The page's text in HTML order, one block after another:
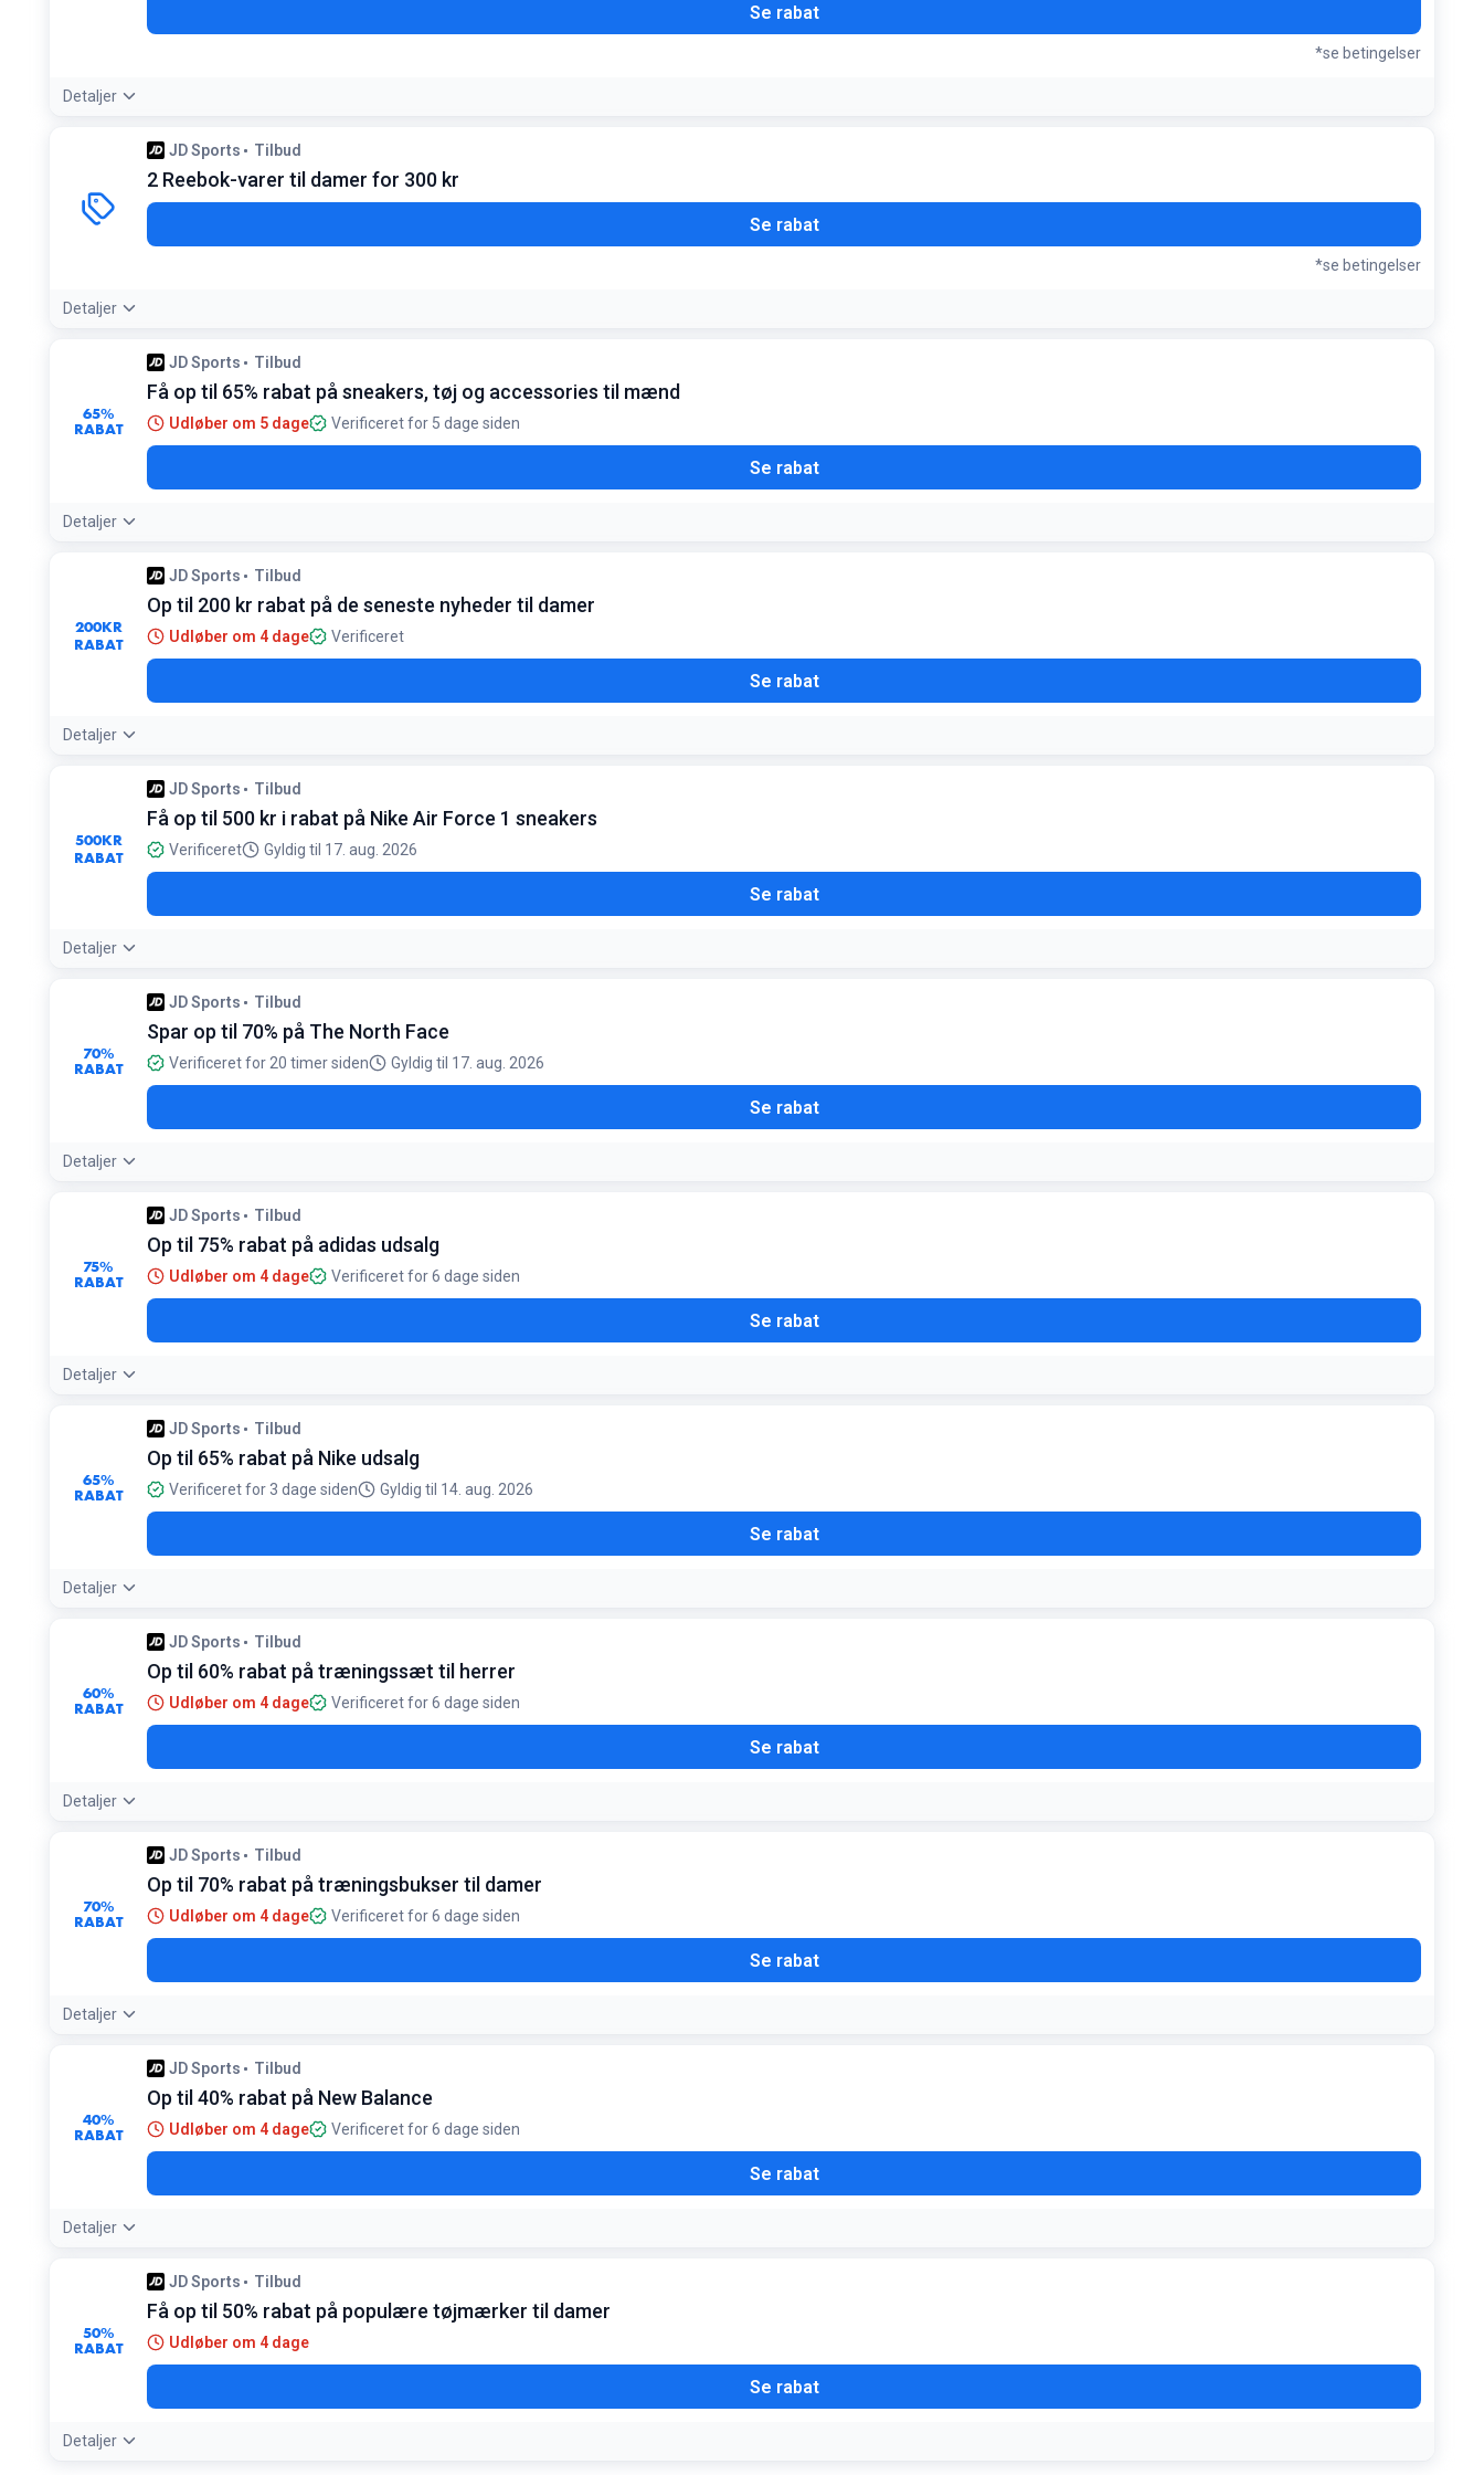
Se rabat
*se betingelser
Detaljer
Betingelser:
Gælder kun for studerende. Udvalgte varer er undtaget. Almindelige vilkår og betingelser gælder
JD Sports Tilbud
2 Reebok-varer til damer for 300 kr
Se rabat
*se betingelser
Detaljer
Tilbudsdetaljer:Ideelt til fitness-outfittet, hvor du kan få to dele til en skarp pris
Betingelser:
Gælder kun udvalgte Reebok-varer til damer
65%
RABAT
JD Sports Tilbud
Få op til 65% rabat på sneakers, tøj og accessories til mænd
Udløber om 5 dage Verificeret for 5 dage siden
Se rabat
Detaljer
200KR
RABAT
JD Sports Tilbud
Op til 200 kr rabat på de seneste nyheder til damer
Udløber om 4 dage Verificeret
Se rabat
Detaljer
500KR
RABAT
JD Sports Tilbud
Få op til 500 kr i rabat på Nike Air Force 1 sneakers
Verificeret Gyldig til 17. aug. 2026
Se rabat
Detaljer
70%
RABAT
JD Sports Tilbud
Spar op til 70% på The North Face
Verificeret for 20 timer siden Gyldig til 17. aug. 2026
Se rabat
Detaljer
75%
RABAT
JD Sports Tilbud
Op til 75% rabat på adidas udsalg
Udløber om 4 dage Verificeret for 6 dage siden
Se rabat
Detaljer
65%
RABAT
JD Sports Tilbud
Op til 65% rabat på Nike udsalg
Verificeret for 3 dage siden Gyldig til 14. aug. 2026
Se rabat
Detaljer
60%
RABAT
JD Sports Tilbud
Op til 60% rabat på træningssæt til herrer
Udløber om 4 dage Verificeret for 6 dage siden
Se rabat
Detaljer
70%
RABAT
JD Sports Tilbud
Op til 70% rabat på træningsbukser til damer
Udløber om 4 dage Verificeret for 6 dage siden
Se rabat
Detaljer
40%
RABAT
JD Sports Tilbud
Op til 40% rabat på New Balance
Udløber om 4 dage Verificeret for 6 dage siden
Se rabat
Detaljer
50%
RABAT
JD Sports Tilbud
Få op til 50% rabat på populære tøjmærker til damer
Udløber om 4 dage
Se rabat
Detaljer